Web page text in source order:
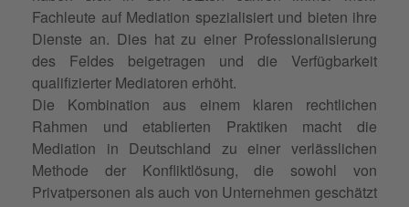
Fachleute auf Mediation spezialisiert und bieten ihre
Dienste an. Dies hat zu einer Professionalisierung
des Feldes beigetragen und die Verfügbarkeit
qualifizierter Mediatoren erhöht.
Die Kombination aus einem klaren rechtlichen
Rahmen und etablierten Praktiken macht die
Mediation in Deutschland zu einer verlässlichen
Methode der Konfliktlösung, die sowohl von
Privatpersonen als auch von Unternehmen geschätzt